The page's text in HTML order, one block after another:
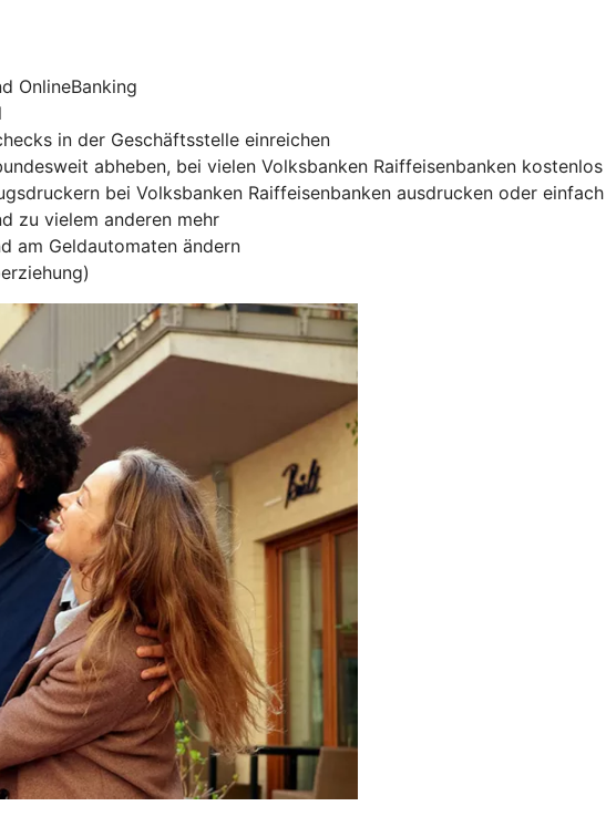
OnlineBanking
in der Geschäftsstelle einreichen
abheben, bei vielen Volksbanken Raiffeisenbanken kostenlos
bei Volksbanken Raiffeisenbanken ausdrucken oder
zu vielem anderen mehr
am Geldautomaten ändern